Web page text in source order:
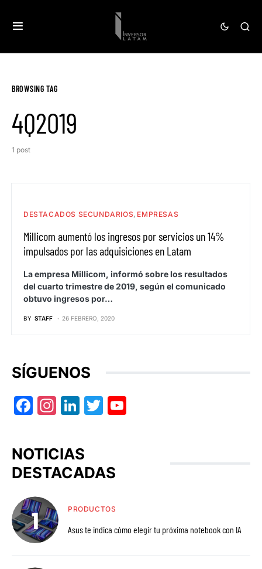
BROWSING TAG
4Q2019
1 post
DESTACADOS SECUNDARIOS EMPRESAS
Millicom aumentó los ingresos por servicios un 14%
impulsados ​​por las adquisiciones en Latam
La empresa Millicom, informó sobre los resultados
del cuarto trimestre de 2019, según el comunicado
obtuvo ingresos por…
BY STAFF 26 FEBRERO, 2020
SÍGUENOS
Facebook
Instagram
LinkedIn
Twitter
NOTICIAS
DESTACADAS
PRODUCTOS
Asus te indica cómo elegir tu próxima notebook con IA